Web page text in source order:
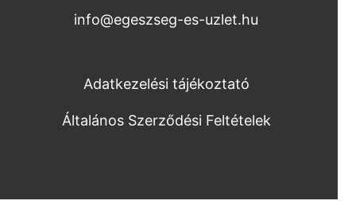
info@egeszseg-es-uzlet.hu
Adatkezelési tájékoztató
Általános Szerződési Feltételek